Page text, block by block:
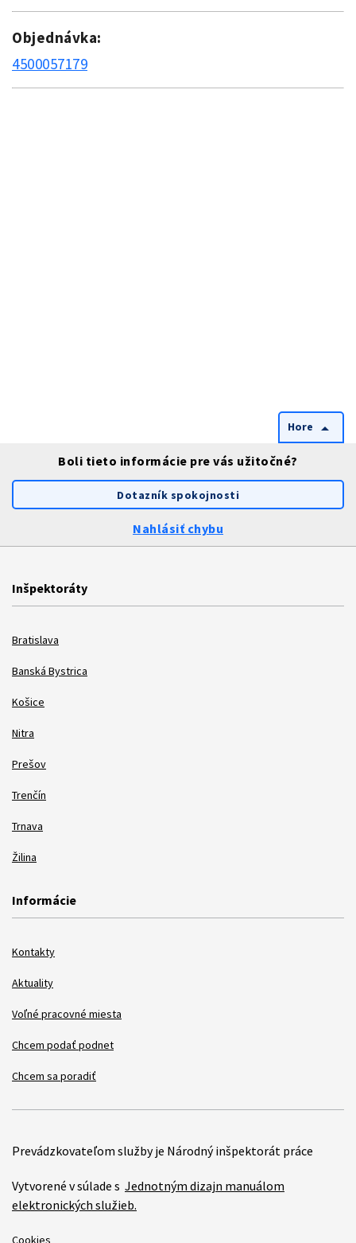
Objednávka:
4500057179
Hore arrow_drop_up
Boli tieto informácie pre vás užitočné?
Dotazník spokojnosti
Nahlásiť chybu
Inšpektoráty
Bratislava
Banská Bystrica
Košice
Nitra
Prešov
Trenčín
Trnava
Žilina
Informácie
Kontakty
Aktuality
Voľné pracovné miesta
Chcem podať podnet
Chcem sa poradiť
Prevádzkovateľom služby je Národný inšpektorát práce
Vytvorené v súlade s Jednotným dizajn manuálom
elektronických služieb.
Cookies